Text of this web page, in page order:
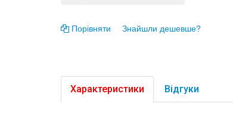
Порівняти Знайшли дешевше?
Характеристики Відгуки